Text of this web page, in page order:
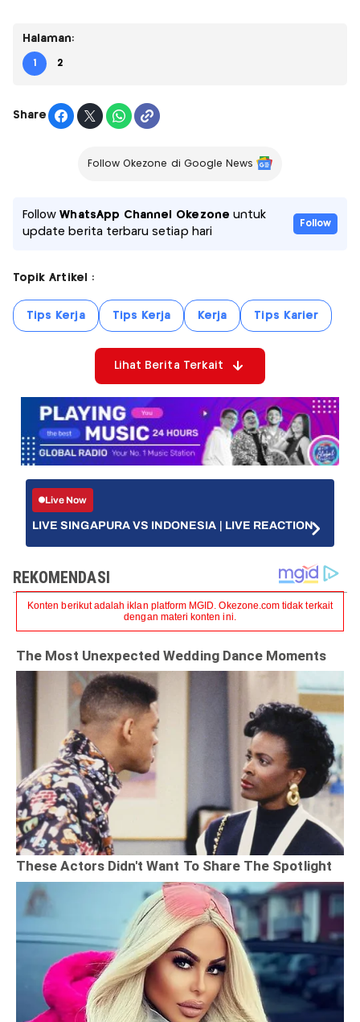
Halaman:
1 2
Share
Follow Okezone di Google News
FollowWhatsApp Channel Okezone untuk
update berita terbaru setiap hari
Follow
Topik Artikel :
Tips Kerja Tips Kerja Kerja Tips Karier
Lihat Berita Terkait
Live Now
LIVE SINGAPURA VS INDONESIA | LIVE REACTION